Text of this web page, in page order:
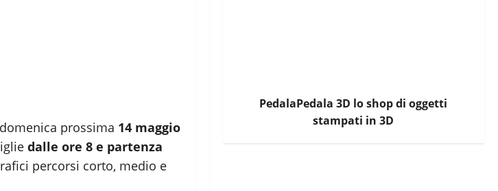
prossima 14 maggio
dalle ore 8 e partenza
percorsi corto, medio e
PedalaPedala 3D lo shop di oggetti
stampati in 3D